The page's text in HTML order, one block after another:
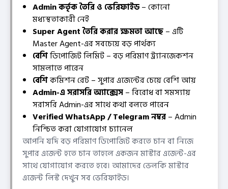
Admin কর্তৃক তৈরি ও ভেরিফাইড– কোনো
মধ্যস্থতাকারী নেই
Super Agent তৈরি করার ক্ষমতা আছে– এটি
Master Agent-এর সবচেয়ে বড় পার্থক্য
বেশিডিপোজিট লিমিট – বড় পরিমাণ ট্র্যানজেকশন
সামলাতে পারেন
বেশিকমিশন রেট – সুপার এজেন্টের চেয়ে বেশি আয়
Admin-এ সরাসরি অ্যাক্সেস– বিরোধ বা সমস্যায়
সরাসরি Admin-এর সাথে কথা বলতে পারেন
Verified WhatsApp / Telegram নম্বর– Admin
নিশ্চিত করা যোগাযোগ চ্যানেল
আপনি যদি বড় পরিমাণ ডিপোজিট করতে চান বা নিজে
সুপার এজেন্ট হতে চান তাহলে একজন মাস্টার এজেন্ট-এর
সাথে যোগাযোগ করতে হবে। আমাদের ভেলকি মাস্টার
এজেন্ট লিস্ট দেখুন সব ভেরিফাইড।